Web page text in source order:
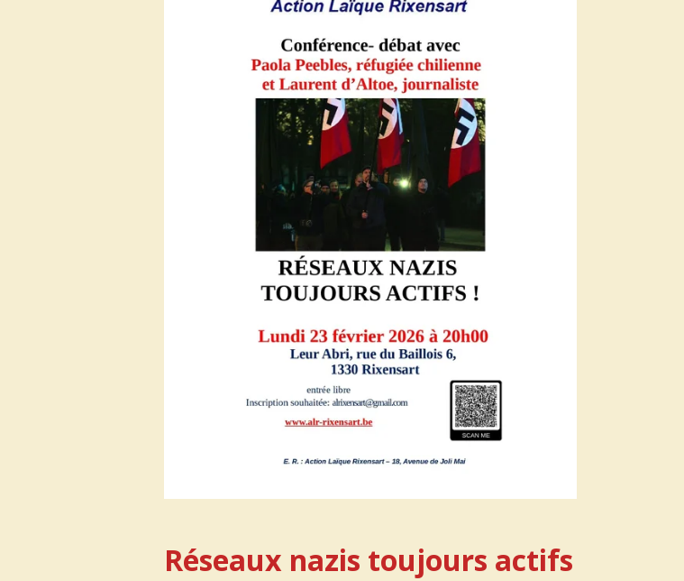
Réseaux nazis toujours actifs